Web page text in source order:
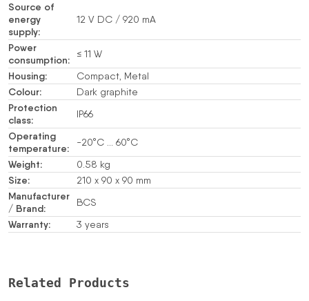
Source of
energy
supply:
12 V DC / 920 mA
Power
consumption:
≤ 11 W
Housing: Compact, Metal
Colour: Dark graphite
Protection
class:
IP66
Operating
temperature:
-20°C … 60°C
Weight: 0.58 kg
Size: 210 x 90 x 90 mm
Manufacturer
/ Brand:
BCS
Warranty: 3 years
Related Products